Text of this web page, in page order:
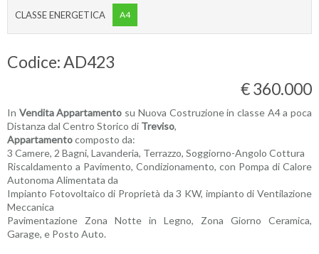
CLASSE ENERGETICA A4
Codice: AD423
€ 360.000
In Vendita Appartamento su Nuova Costruzione in classe A4 a poca
Distanza dal Centro Storico di Treviso,
Appartamentocomposto da:
3 Camere, 2 Bagni, Lavanderia, Terrazzo, Soggiorno-Angolo Cottura
Riscaldamento a Pavimento, Condizionamento, con Pompa di Calore
Autonoma Alimentata da
Impianto Fotovoltaico di Proprietà da 3 KW, impianto di Ventilazione
Meccanica
Pavimentazione Zona Notte in Legno, Zona Giorno Ceramica,
Garage, e Posto Auto.